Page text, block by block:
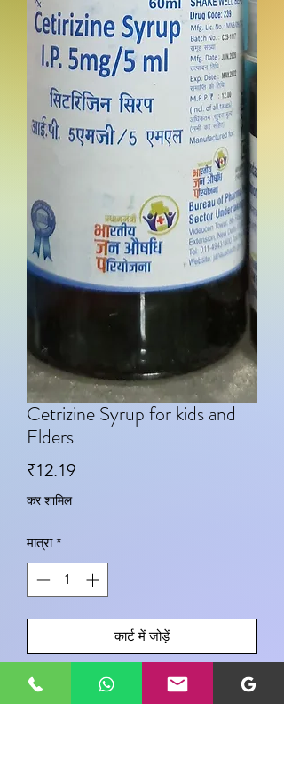
Cetrizine Syrup for kids and
Elders
₹12.19मूल्य
कर शामिल
मात्रा *
कार्ट में जोड़ें